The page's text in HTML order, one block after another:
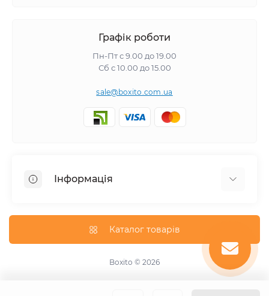
Графік роботи
Пн-Пт с 9.00 до 19.00
Сб с 10.00 до 15.00
sale@boxito.com.ua
Інформація
Про магазин
Каталог товарів
Boxito © 2026